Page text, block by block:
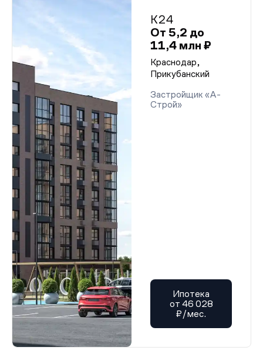
К24
От 5,2 до
11,4 млн ₽
Краснодар,
Прикубанский
Застройщик «А-
Строй»
Ипотека
от 46 028
₽/мес.